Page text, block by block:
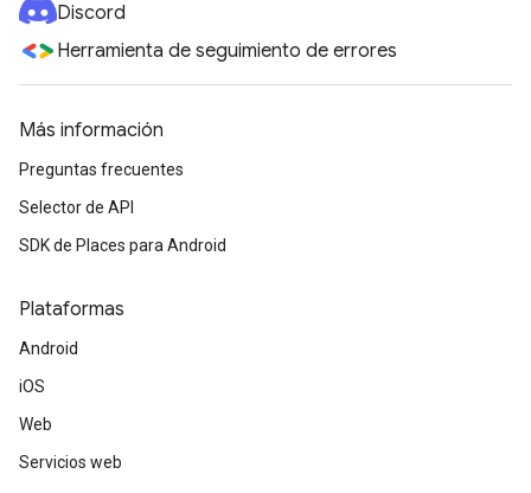
Discord
Herramienta de seguimiento de errores
Más información
Preguntas frecuentes
Selector de API
SDK de Places para Android
Plataformas
Android
iOS
Web
Servicios web